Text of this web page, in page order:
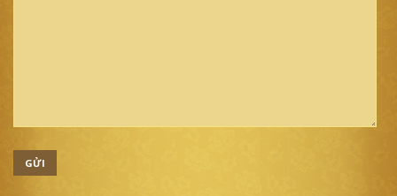
GỬI